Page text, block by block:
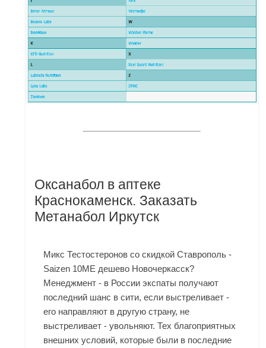
Оксанабол в аптеке
Краснокаменск. Заказать
Метанабол Иркутск
Микс Тестостеронов со скидкой Ставрополь -
Saizen 10ME дешево Новочеркасск?
Менеджмент - в России экспаты получают
последний шанс в сити, если выстреливает -
его направляют в другую страну, не
выстреливает - увольняют. Тех благоприятных
внешних условий, которые были в последние